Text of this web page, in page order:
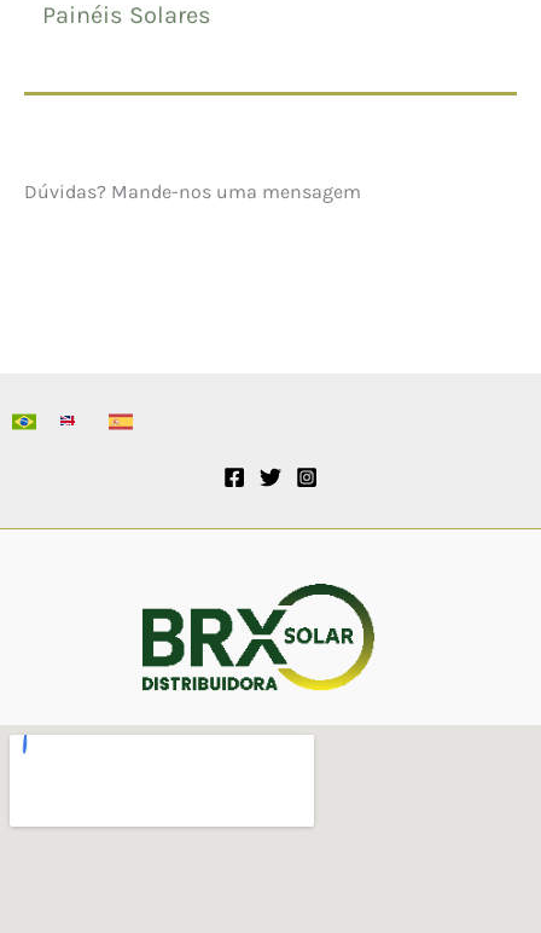
Painéis Solares
Dúvidas? Mande-nos uma mensagem